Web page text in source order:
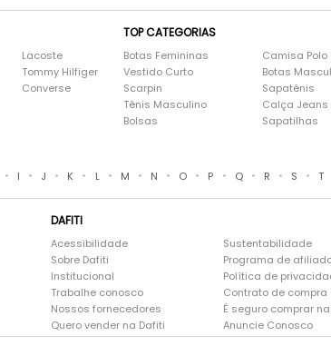
Lacoste
Tommy Hilfiger
Converse
TOP CATEGORIAS
Botas Femininas
Vestido Curto
Scarpin
Tênis Masculino
Bolsas
Camisa Polo
Botas
Sapatênis
Calça Jeans
Sapatilhas
• I • J • K • L • M • N • O • P • Q • R • S • T
DAFITI
Acessibilidade
Sobre Dafiti
Institucional
Trabalhe conosco
Nossos fornecedores
Quero vender na Dafiti
Sustentabilidade
Programa de
Política de
Contrato de compra
É seguro comprar
Anuncie Conosco